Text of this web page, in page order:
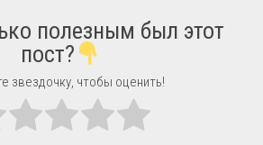
полезным был этот
пост?
звездочку, чтобы оценить!